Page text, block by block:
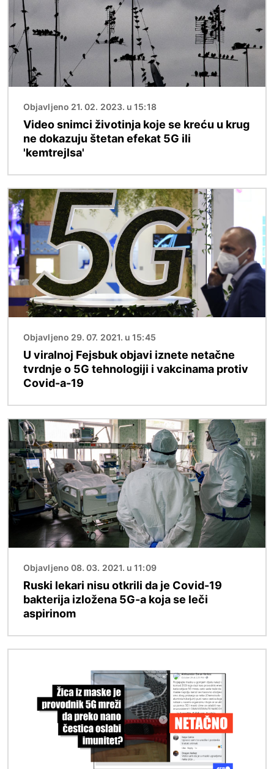
Objavljeno 21. 02. 2023. u 15:18
Video snimci životinja koje se kreću u krug
ne dokazuju štetan efekat 5G ili
'kemtrejlsa'
Image
Objavljeno 29. 07. 2021. u 15:45
U viralnoj Fejsbuk objavi iznete netačne
tvrdnje o 5G tehnologiji i vakcinama protiv
Covid-a-19
Image
Objavljeno 08. 03. 2021. u 11:09
Ruski lekari nisu otkrili da je Covid-19
bakterija izložena 5G-a koja se leči
aspirinom